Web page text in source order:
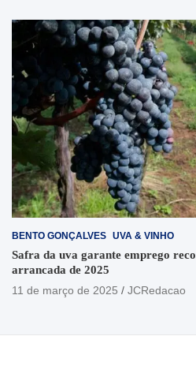
BENTO GONÇALVES UVA & VINHO
Safra da uva garante emprego
arrancada de 2025
11 de março de 2025
JCRedacao